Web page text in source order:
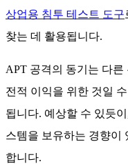
상업용 침투 테스트 도구
찾는 데 활용됩니다.
APT 공격의 동기는 다
전적 이익을 위한 것일
됩니다. 예상할 수 있듯
스템을 보유하는 경향이
합니다.